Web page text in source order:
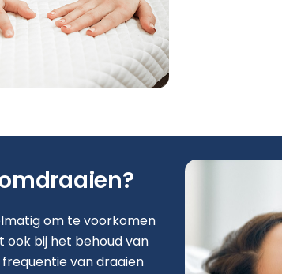
om te voorkomen
ook bij het behoud van
van draaien